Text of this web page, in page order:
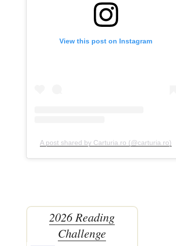
View this post on Instagram
A post shared by Carturia.ro (@carturia.ro)
2026 Reading
Challenge